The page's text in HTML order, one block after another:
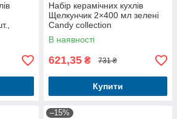
Набір керамічних кухлів
Щелкунчик 2×400 мл зелені
Candy collection
В наявності
621,35 ₴ 731 ₴
Купити
–15%